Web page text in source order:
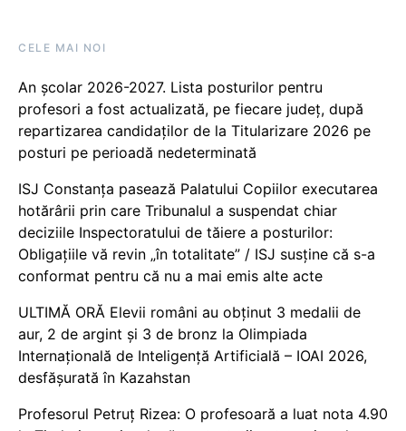
CELE MAI NOI
An școlar 2026-2027. Lista posturilor pentru
profesori a fost actualizată, pe fiecare județ, după
repartizarea candidaților de la Titularizare 2026 pe
posturi pe perioadă nedeterminată
ISJ Constanța pasează Palatului Copiilor executarea
hotărârii prin care Tribunalul a suspendat chiar
deciziile Inspectoratului de tăiere a posturilor:
Obligațiile vă revin „în totalitate” / ISJ susține că s-a
conformat pentru că nu a mai emis alte acte
ULTIMĂ ORĂ Elevii români au obținut 3 medalii de
aur, 2 de argint și 3 de bronz la Olimpiada
Internațională de Inteligență Artificială – IOAI 2026,
desfășurată în Kazahstan
Profesorul Petruț Rizea: O profesoară a luat nota 4.90